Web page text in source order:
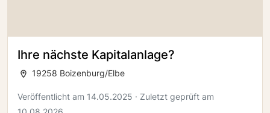
Ihre nächste Kapitalanlage?
19258 Boizenburg/Elbe
Veröffentlicht am 14.05.2025 · Zuletzt geprüft am